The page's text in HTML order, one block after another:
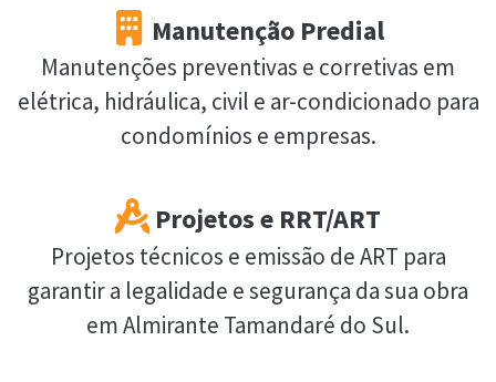
Manutenção Predial
Manutenções preventivas e corretivas em
elétrica, hidráulica, civil e ar-condicionado para
condomínios e empresas.
Projetos e RRT/ART
Projetos técnicos e emissão de ART para
garantir a legalidade e segurança da sua obra
em Almirante Tamandaré do Sul.